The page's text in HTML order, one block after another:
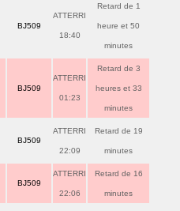
BJ509
ATTERRI
18:40
Retard de 1
heure et 50
minutes
BJ509
ATTERRI
01:23
Retard de 3
heures et 33
minutes
BJ509
ATTERRI
22:09
Retard de 19
minutes
BJ509
ATTERRI
22:06
Retard de 16
minutes